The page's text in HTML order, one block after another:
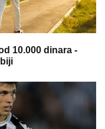
10.000 dinara -